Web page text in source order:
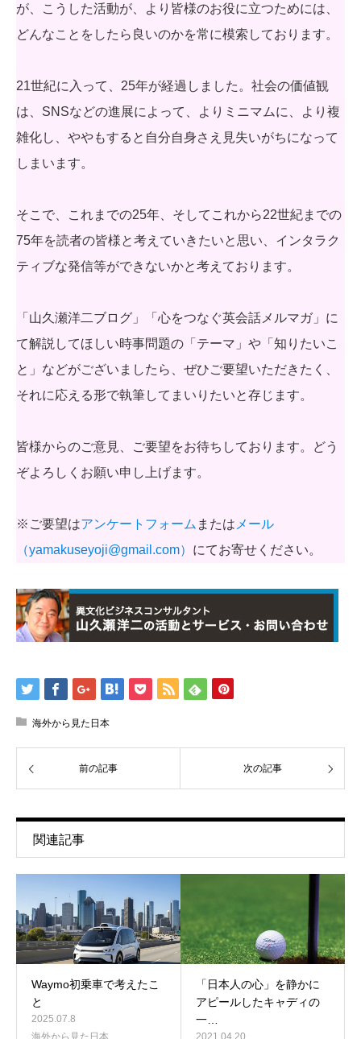
が、こうした活動が、より皆様のお役に立つためには、
どんなことをしたら良いのかを常に模索しております。
21世紀に入って、25年が経過しました。社会の価値観
は、SNSなどの進展によって、よりミニマムに、より複
雑化し、ややもすると自分自身さえ見失いがちになって
しまいます。
そこで、これまでの25年、そしてこれから22世紀までの
75年を読者の皆様と考えていきたいと思い、インタラク
ティブな発信等ができないかと考えております。
「山久瀬洋二ブログ」「心をつなぐ英会話メルマガ」に
て解説してほしい時事問題の「テーマ」や「知りたいこ
と」などがございましたら、ぜひご要望いただきたく、
それに応える形で執筆してまいりたいと存じます。
皆様からのご意見、ご要望をお待ちしております。どう
ぞよろしくお願い申し上げます。
※ご要望はアンケートフォーム または メール
（yamakuseyoji@gmail.com） にてお寄せください。
海外から見た日本
前の記事 次の記事
関連記事
Waymo初乗車で考えたこ
と
2025.07.8
海外から見た日本
「日本人の心」を静かに
アピールしたキャディの
一…
2021.04.20